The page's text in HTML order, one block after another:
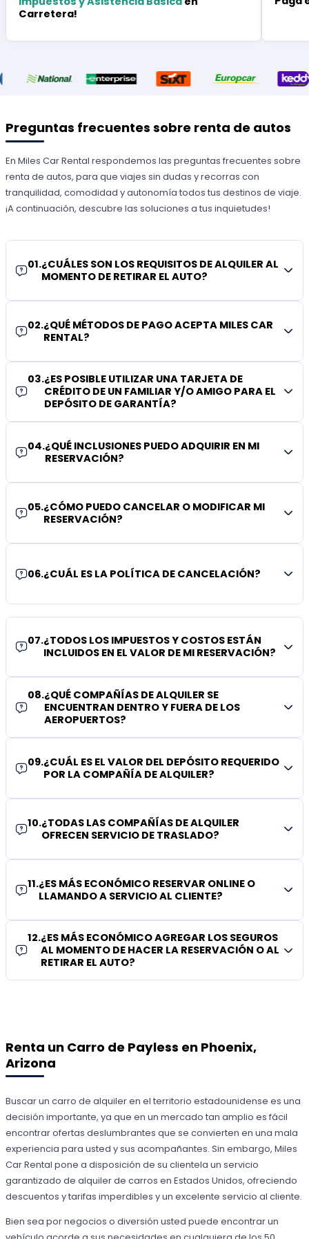
Carretera!
Preguntas frecuentes sobre renta de autos
En Miles Car Rental respondemos las preguntas frecuentes sobre
renta de autos, para que viajes sin dudas y recorras con
tranquilidad, comodidad y autonomía todos tus destinos de viaje.
¡A continuación, descubre las soluciones a tus inquietudes!
01.¿CUÁLES SON LOS REQUISITOS DE ALQUILER AL
MOMENTO DE RETIRAR EL AUTO?
02.¿QUÉ MÉTODOS DE PAGO ACEPTA MILES CAR
RENTAL?
03.¿ES POSIBLE UTILIZAR UNA TARJETA DE
CRÉDITO DE UN FAMILIAR Y/O AMIGO PARA EL
DEPÓSITO DE GARANTÍA?
04.¿QUÉ INCLUSIONES PUEDO ADQUIRIR EN MI
RESERVACIÓN?
05.¿CÓMO PUEDO CANCELAR O MODIFICAR MI
RESERVACIÓN?
06.¿CUÁL ES LA POLÍTICA DE CANCELACIÓN?
07.¿TODOS LOS IMPUESTOS Y COSTOS ESTÁN
INCLUIDOS EN EL VALOR DE MI RESERVACIÓN?
08.¿QUÉ COMPAÑÍAS DE ALQUILER SE
ENCUENTRAN DENTRO Y FUERA DE LOS
AEROPUERTOS?
09.¿CUÁL ES EL VALOR DEL DEPÓSITO REQUERIDO
POR LA COMPAÑÍA DE ALQUILER?
10.¿TODAS LAS COMPAÑÍAS DE ALQUILER
OFRECEN SERVICIO DE TRASLADO?
11.¿ES MÁS ECONÓMICO RESERVAR ONLINE O
LLAMANDO A SERVICIO AL CLIENTE?
12.¿ES MÁS ECONÓMICO AGREGAR LOS SEGUROS
AL MOMENTO DE HACER LA RESERVACIÓN O AL
RETIRAR EL AUTO?
Renta un Carro de Payless en Phoenix,
Arizona
Buscar un carro de alquiler en el territorio estadounidense es una
decisión importante, ya que en un mercado tan amplio es fácil
encontrar ofertas deslumbrantes que se convierten en una mala
experiencia para usted y sus acompañantes. Sin embargo, Miles
Car Rental pone a disposición de su clientela un servicio
garantizado de alquiler de carros en Estados Unidos, ofreciendo
descuentos y tarifas imperdibles y un excelente servicio al cliente.
Bien sea por negocios o diversión usted puede encontrar un